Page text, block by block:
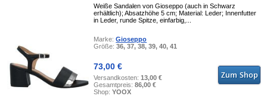
Weiße Sandalen von Gioseppo (auch in Schwarz
erhältlich); Absatzhöhe 5 cm; Material: Leder; Innenfutter
in Leder, runde Spitze, einfarbig,...
Marke:Gioseppo
Größe:36, 37, 38, 39, 40, 41
73,00 €
Versandkosten:13,00 €
Gesamtpreis:86,00 €
Shop:YOOX